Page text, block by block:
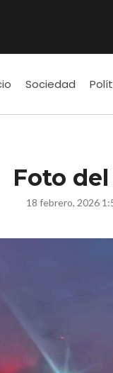
Sociedad
Foto
18 febrero, 2026